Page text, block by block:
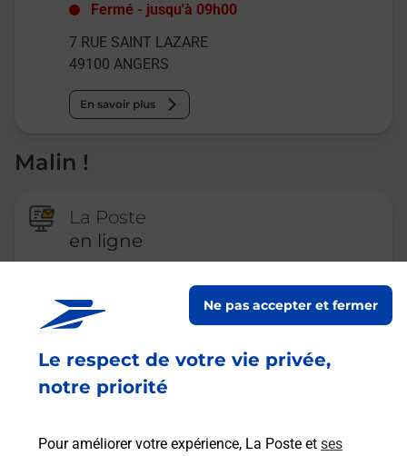
Le respect de votre vie privée,
notre priorité
Pour améliorer votre expérience, La Poste et ses
Ne pas accepter et fermer
Fermé - jusqu'à 09h00
7 RUE SAINT LAZARE
49100 ANGERS
En savoir plus
Malin !
La Poste
en ligne
En savoir plus
Recherchez un autre point de contact